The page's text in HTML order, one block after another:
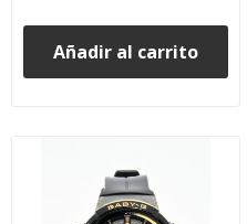
Añadir al carrito